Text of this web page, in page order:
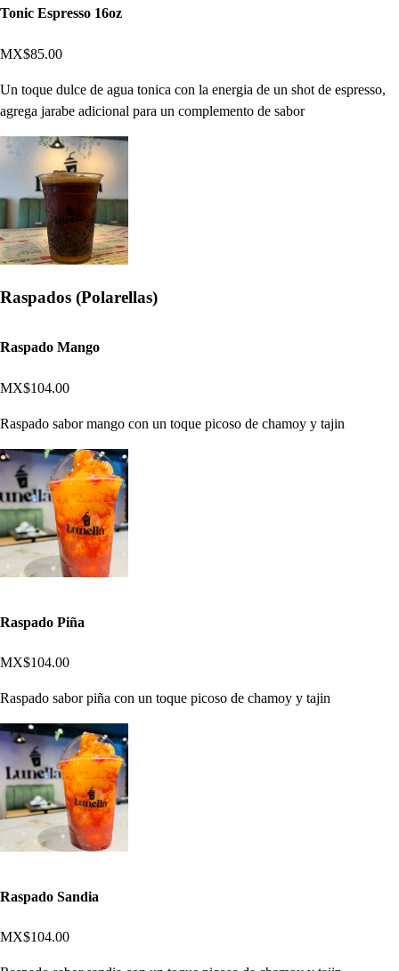
Tonic Espresso 16oz
MX$85.00
Un toque dulce de agua tonica con la energia de un shot de espresso,
agrega jarabe adicional para un complemento de sabor
Raspados (Polarellas)
Raspado Mango
MX$104.00
Raspado sabor mango con un toque picoso de chamoy y tajin
Raspado Piña
MX$104.00
Raspado sabor piña con un toque picoso de chamoy y tajin
Raspado Sandia
MX$104.00